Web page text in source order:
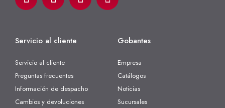
Servicio al cliente
Servicio al cliente
Preguntas frecuentes
Información de despacho
Cambios y devoluciones
Gobantes
Empresa
Catálogos
Noticias
Sucursales